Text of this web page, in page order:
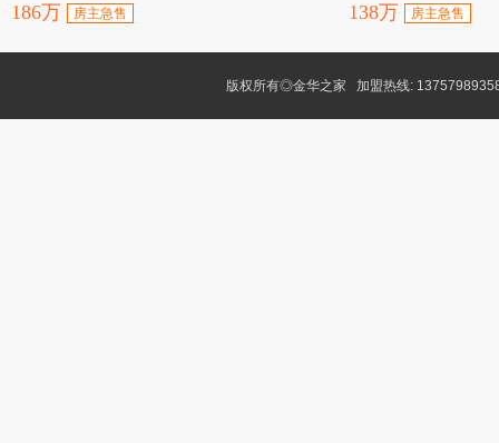
186万 房主急售 138万 房主急售
版权所有◎金华之家 加盟热线: